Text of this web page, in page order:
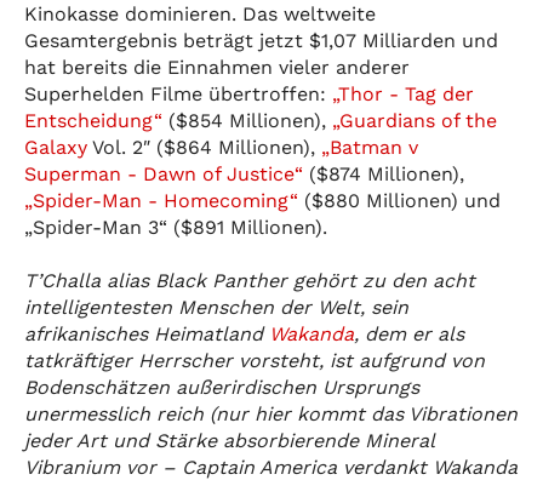
Kinokasse dominieren. Das weltweite
Gesamtergebnis beträgt jetzt $1,07 Milliarden und
hat bereits die Einnahmen vieler anderer
Superhelden Filme übertroffen: „Thor - Tag der
Entscheidung“ ($854 Millionen), „Guardians of the
Galaxy Vol. 2″ ($864 Millionen), „Batman v
Superman - Dawn of Justice“ ($874 Millionen),
„Spider-Man - Homecoming“ ($880 Millionen) und
„Spider-Man 3“ ($891 Millionen).
T’Challa alias Black Panther gehört zu den acht
intelligentesten Menschen der Welt, sein
afrikanisches Heimatland Wakanda, dem er als
tatkräftiger Herrscher vorsteht, ist aufgrund von
Bodenschätzen außerirdischen Ursprungs
unermesslich reich (nur hier kommt das Vibrationen
jeder Art und Stärke absorbierende Mineral
Vibranium vor – Captain America verdankt Wakanda